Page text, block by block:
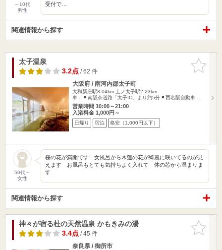
～10代
男性
受付で…
関連情報から探す
お気に入
りに追加
太子温泉
3.2点/ 62 件
大阪府 / 南河内郡太子町
大和新庄駅8.04km
上ノ太子駅2.23km
車： ◾️ 南阪奈道路「太子IC」より約5分 ◾️ 西名阪自動車…
営業時間 10:00～21:00
入浴料金 1,000円～
日帰り 宿泊 格安（1,000円以下）
50代～
女性
桜の花が満開です 女風呂から木蓮の花が綺麗に咲いてるのが見
えます お風呂もとても気持ちよく入れて 体の芯から温まりま
す
関連情報から探す
お気に入
りに追加
神々が宿る杜の天然温泉 かもきみの湯
3.4点/ 45 件
奈良県 / 御所市